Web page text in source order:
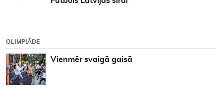
OLIMPIĀDE
Vienmēr svaigā gaisā